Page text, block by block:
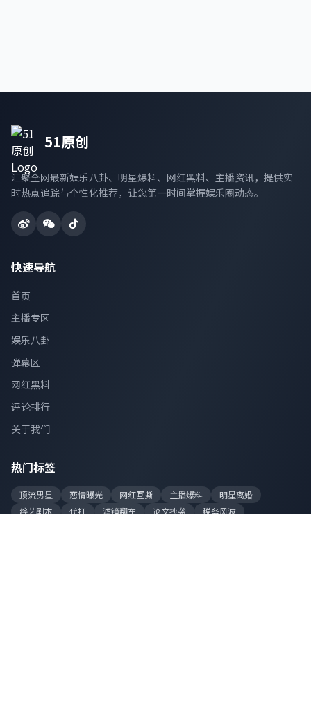
51原创
汇聚全网最新娱乐八卦、明星爆料、网红黑料、主播资讯，提供实
时热点追踪与个性化推荐，让您第一时间掌握娱乐圈动态。
快速导航
首页
主播专区
娱乐八卦
弹幕区
网红黑料
评论排行
关于我们
热门标签
顶流男星 恋情曝光 网红互撕 主播爆料
明星离婚
综艺剧本
代打 滤镜翻车 论文抄袭 税务风波